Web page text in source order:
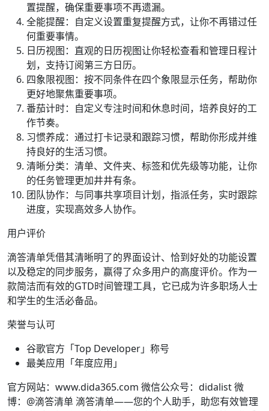
置提醒，确保重要事项不再遗漏。
全能提醒：自定义设置重复提醒方式，让你不再错过任
何重要事情。
日历视图：直观的日历视图让你轻松查看和管理日程计
划，支持订阅第三方日历。
四象限视图：按不同条件在四个象限显示任务，帮助你
更好地聚焦重要事项。
番茄计时：自定义专注时间和休息时间，培养良好的工
作节奏。
习惯养成：通过打卡记录和跟踪习惯，帮助你形成并维
持良好的生活习惯。
清晰分类：清单、文件夹、标签和优先级等功能，让你
的任务管理更加井井有条。
团队协作：与同事共享项目计划，指派任务，实时跟踪
进度，实现高效多人协作。
用户评价
滴答清单凭借其清晰明了的界面设计、恰到好处的功能设置
以及稳定的同步服务，赢得了众多用户的高度评价。作为一
款简洁而有效的GTD时间管理工具，它已成为许多职场人士
和学生的生活必备品。
荣誉与认可
谷歌官方「Top Developer」称号
最美应用「年度应用」
官方网站：www.dida365.com 微信公众号：didalist 微
博：@滴答清单 滴答清单——您的个人助手，助您有效管理